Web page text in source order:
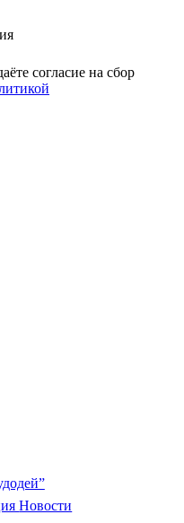
cогласие на сбор
Новости